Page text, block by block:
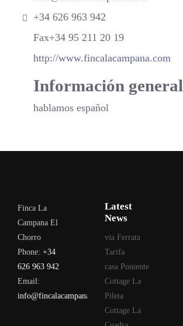
Teléfono:
+34 626 963 942
Fax:
Fax+34 95 211 20 19
Sitio web:
http://www.fincalacampana.com
Información general
Información general
hablamos español
Finca La
Campana El
Chorro
Phone: +34
626 963 942
Email:
info@fincalacampana.com
Latest
News
via Ferrata
Tarifa
casa Poniente
Cottage La
Pileta
Cottage La